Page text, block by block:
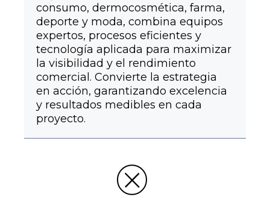
consumo, dermocosmética, farma,
deporte y moda, combina equipos
expertos, procesos eficientes y
tecnología aplicada para maximizar
la visibilidad y el rendimiento
comercial. Convierte la estrategia
en acción, garantizando excelencia
y resultados medibles en cada
proyecto.
+